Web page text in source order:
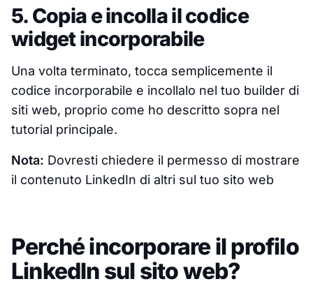
5. Copia e incolla il codice
widget incorporabile
Una volta terminato, tocca semplicemente il
codice incorporabile e incollalo nel tuo builder di
siti web, proprio come ho descritto sopra nel
tutorial principale.
Nota: Dovresti chiedere il permesso di mostrare
il contenuto LinkedIn di altri sul tuo sito web
Perché incorporare il profilo
LinkedIn sul sito web?